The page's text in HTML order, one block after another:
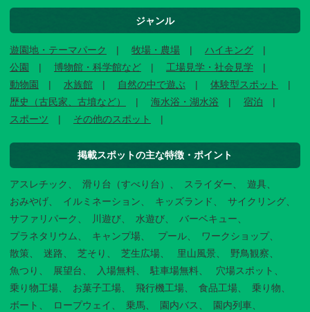
ジャンル
遊園地・テーマパーク 牧場・農場
ハイキング
公園
博物館・科学館など
工場見学・社会見学
動物園
水族館 自然の中で遊ぶ
体験型スポット
歴史（古民家、古墳など）
海水浴・湖水浴
宿泊
スポーツ
その他のスポット
掲載スポットの主な特徴・ポイント
アスレチック 滑り台（すべり台） スライダー
遊具
おみやげ
イルミネーション キッズランド
サイクリング
サファリパーク
川遊び 水遊び
バーベキュー
プラネタリウム
キャンプ場 プール
ワークショップ
散策
迷路 芝そり 芝生広場 里山風景
野鳥観察
魚つり
展望台 入場無料 駐車場無料
穴場スポット
乗り物工場
お菓子工場 飛行機工場 食品工場
乗り物
ボート
ロープウェイ 乗馬 園内バス 園内列車